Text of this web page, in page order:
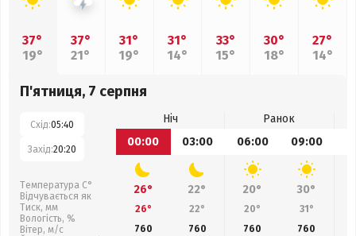
37°
19°
37°
21°
31°
19°
31°
14°
33°
15°
30°
18°
27°
14°
П'ятниця, 7 серпня
Схід:05:40
Захід:20:20
Температура С°
Відчувається як
Тиск, мм
Вологість, %
Вітер, м/с
Ніч
Ранок
00:00
03:00 06:00 09:00
26° 22° 20° 30°
26° 22° 20° 31°
760
760 760 760